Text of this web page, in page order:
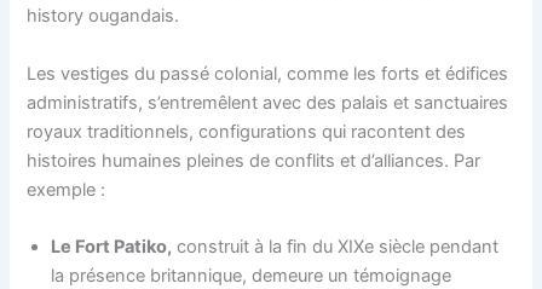
history ougandais.
Les vestiges du passé colonial, comme les forts et édifices
administratifs, s’entremêlent avec des palais et sanctuaires
royaux traditionnels, configurations qui racontent des
histoires humaines pleines de conflits et d’alliances. Par
exemple :
Le Fort Patiko, construit à la fin du XIXe siècle pendant
la présence britannique, demeure un témoignage